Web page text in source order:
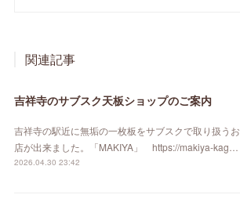
関連記事
吉祥寺のサブスク天板ショップのご案内
吉祥寺の駅近に無垢の一枚板をサブスクで取り扱うお
店が出来ました。「MAKIYA」 https://makiya-kag…
2026.04.30 23:42